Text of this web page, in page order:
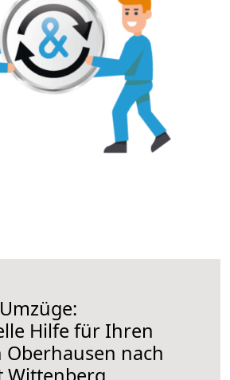
Hilfe für Ihren
Oberhausen nach